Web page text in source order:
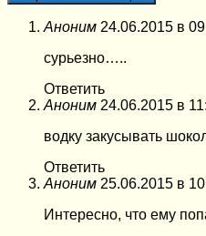
Аноним 24.06.2015 в
сурьезно…..
Ответить
Аноним 24.06.2015 в
водку закусывать
Ответить
Аноним 25.06.2015 в
Интересно, что ему